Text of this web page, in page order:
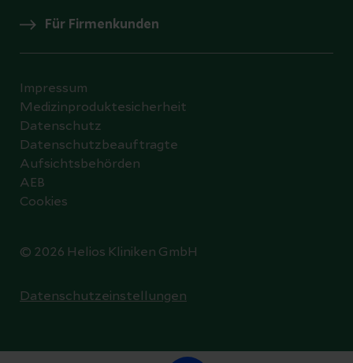
Für Firmenkunden
© 2026 Helios Kliniken GmbH
Impressum
Medizinproduktesicherheit
Datenschutz
Datenschutzbeauftragte
Aufsichtsbehörden
AEB
Cookies
Datenschutzeinstellungen